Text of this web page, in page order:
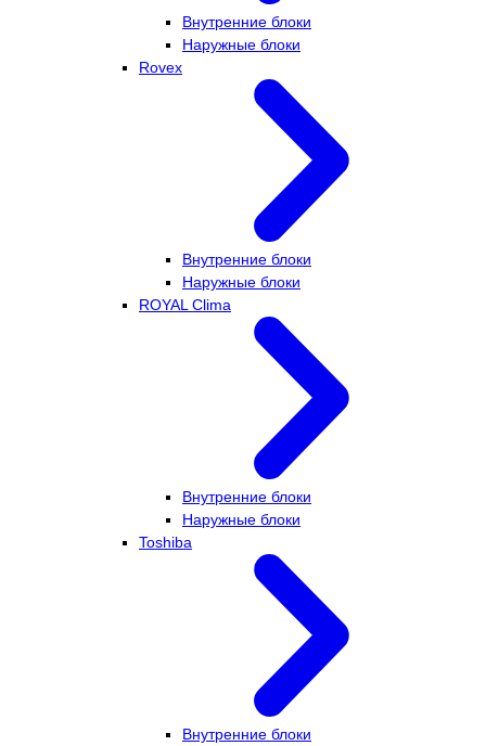
Внутренние блоки
Наружные блоки
Rovex
Внутренние блоки
Наружные блоки
ROYAL Clima
Внутренние блоки
Наружные блоки
Toshiba
Внутренние блоки